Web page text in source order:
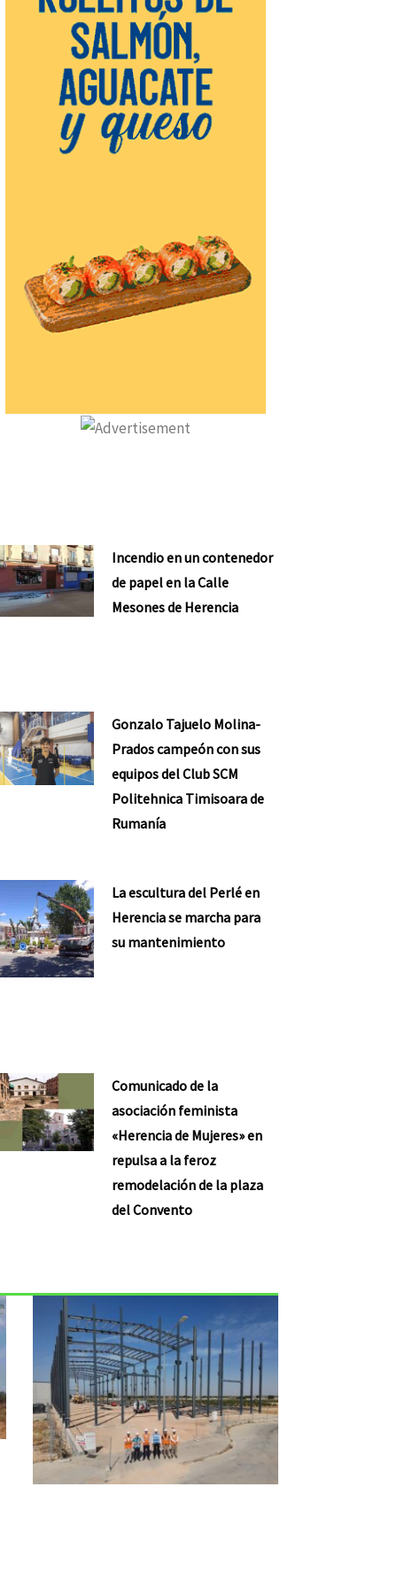
Incendio en un contenedor
de papel en la Calle
Mesones de Herencia
Gonzalo Tajuelo Molina-
Prados campeón con sus
equipos del Club SCM
Politehnica Timisoara de
Rumanía
La escultura del Perlé en
Herencia se marcha para
su mantenimiento
Comunicado de la
asociación feminista
«Herencia de Mujeres» en
repulsa a la feroz
remodelación de la plaza
del Convento